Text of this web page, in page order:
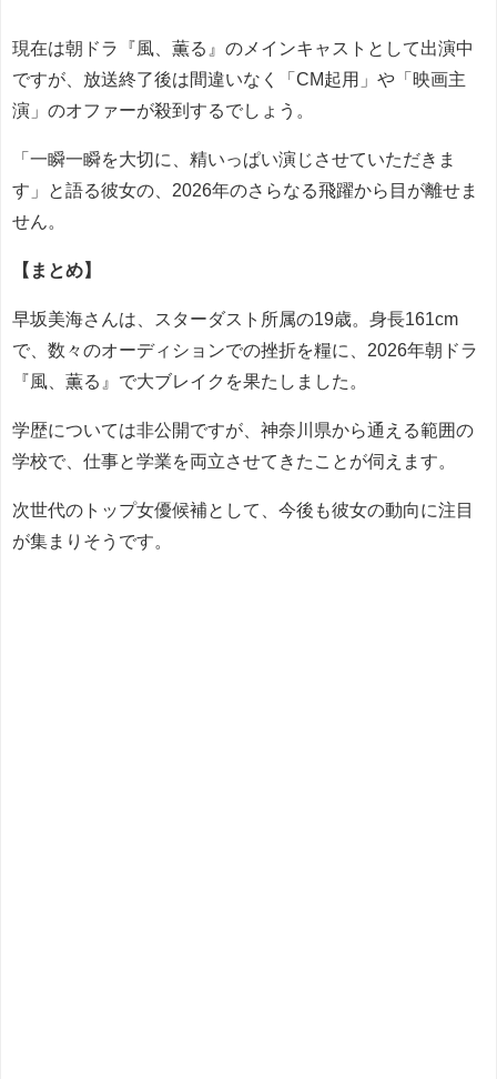
現在は朝ドラ『風、薫る』のメインキャストとして出演中
ですが、放送終了後は間違いなく「CM起用」や「映画主
演」のオファーが殺到するでしょう。
「一瞬一瞬を大切に、精いっぱい演じさせていただきま
す」と語る彼女の、2026年のさらなる飛躍から目が離せま
せん。
【まとめ】
早坂美海さんは、スターダスト所属の19歳。身長161cm
で、数々のオーディションでの挫折を糧に、2026年朝ドラ
『風、薫る』で大ブレイクを果たしました。
学歴については非公開ですが、神奈川県から通える範囲の
学校で、仕事と学業を両立させてきたことが伺えます。
次世代のトップ女優候補として、今後も彼女の動向に注目
が集まりそうです。